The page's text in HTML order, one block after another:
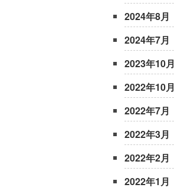
2024年8月
2024年7月
2023年10月
2022年10月
2022年7月
2022年3月
2022年2月
2022年1月